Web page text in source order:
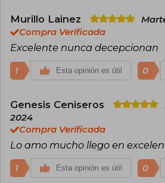
Murillo Lainez
Compra Verificada
Excelente nunca decepcionan
1 Esta opinión es útil 0
Genesis Ceniseros
2024
Compra Verificada
Lo amo mucho llego en
1 Esta opinión es útil 0